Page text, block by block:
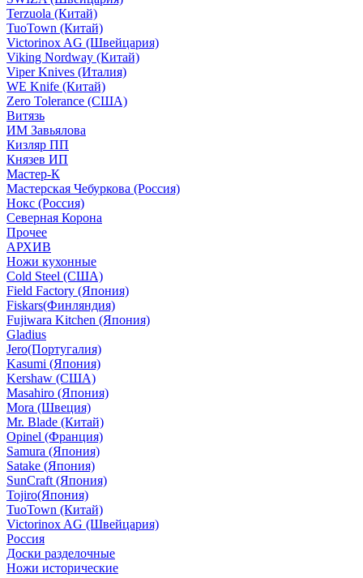
Terzuola (Китай)
TuoTown (Китай)
Victorinox AG (Швейцария)
Viking Nordway (Китай)
Viper Knives (Италия)
WE Knife (Китай)
Zero Tolerance (США)
Витязь
ИМ Завьялова
Кизляр ПП
Князев ИП
Мастер-К
Мастерская Чебуркова (Россия)
Нокс (Россия)
Северная Корона
Прочее
АРХИВ
Ножи кухонные
Cold Steel (США)
Field Factory (Япония)
Fiskars(Финляндия)
Fujiwara Kitchen (Япония)
Gladius
Jero(Португалия)
Kasumi (Япония)
Kershaw (США)
Masahiro (Япония)
Mora (Швеция)
Mr. Blade (Китай)
Opinel (Франция)
Samura (Япония)
Satake (Япония)
SunCraft (Япония)
Tojiro(Япония)
TuoTown (Китай)
Victorinox AG (Швейцария)
Россия
Доски разделочные
Ножи исторические